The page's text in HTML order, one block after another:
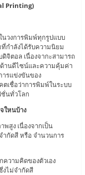
Printing)
นวงการพิมพ์ทุกรูปแบบ
กำลังได้รับความนิยม
จิตอล เนื่องจากะสามารถ
านดีไซน์และความคุ้มค่า
ารแข่งขันของ
ตเชื่อว่าการพิมพ์ในระบบ
ชั่นทั่วโลก
ใหนบ้าง
สูง เนื่องจากเป็น
กัดสี หรือ จำนวนการ
วามคิดของตัวเอง
งไม่จำกัดสี